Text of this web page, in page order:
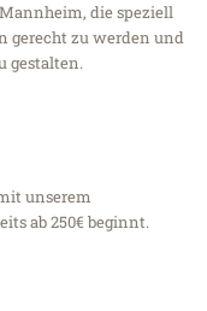
die speziell
gerecht zu werden und
gestalten.
unserem
ab 250€ beginnt.